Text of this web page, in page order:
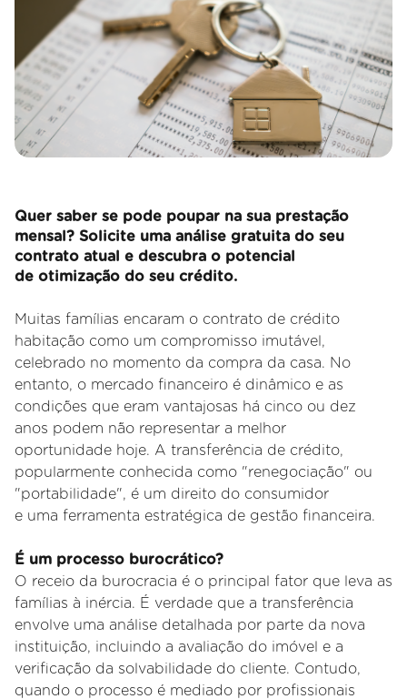
Quer saber se pode poupar na sua prestação
mensal? Solicite uma análise gratuita do seu
contrato atual e descubra o potencial
de otimização do seu crédito.
Muitas famílias encaram o contrato de crédito
habitação como um compromisso imutável,
celebrado no momento da compra da casa. No
entanto, o mercado financeiro é dinâmico e as
condições que eram vantajosas há cinco ou dez
anos podem não representar a melhor
oportunidade hoje. A transferência de crédito,
popularmente conhecida como "renegociação" ou
"portabilidade", é um direito do consumidor
e uma ferramenta estratégica de gestão financeira.
É um processo burocrático?
O receio da burocracia é o principal fator que leva as
famílias à inércia. É verdade que a transferência
envolve uma análise detalhada por parte da nova
instituição, incluindo a avaliação do imóvel e a
verificação da solvabilidade do cliente. Contudo,
quando o processo é mediado por profissionais